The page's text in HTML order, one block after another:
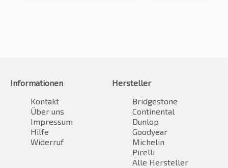
Informationen
Kontakt
Über uns
Impressum
Hilfe
Widerruf
Hersteller
Bridgestone
Continental
Dunlop
Goodyear
Michelin
Pirelli
Alle Hersteller